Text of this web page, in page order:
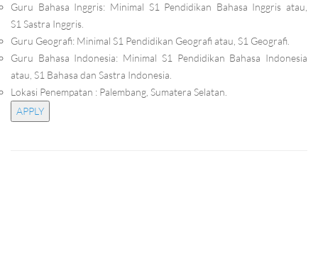
Guru Bahasa Inggris: Minimal S1 Pendidikan Bahasa Inggris atau,
S1 Sastra Inggris.
Guru Geografi: Minimal S1 Pendidikan Geografi atau, S1 Geografi.
Guru Bahasa Indonesia: Minimal S1 Pendidikan Bahasa Indonesia
atau, S1 Bahasa dan Sastra Indonesia.
Lokasi Penempatan : Palembang, Sumatera Selatan.
APPLY